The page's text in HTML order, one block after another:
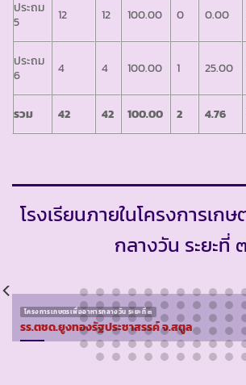
ประถม
5
12 12 100.00 0 0.00
ประถม
6
4 4 100.00 1 25.00
รวม 42 42 100.00 2 4.76
โรงเรียนภายในโครงการเก
กลางวัน ระยะที่ ๓
โครงการเกษตรเพื่ออาหารกลางวัน ระยะที่ ๓
รร.ตชด.ยูงทองรัฐประชาสรรค์ จ.สตูล